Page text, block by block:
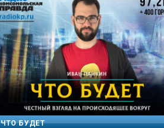
ЧТО БУДЕТ